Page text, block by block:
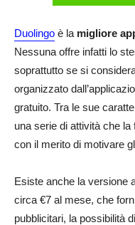
Duolingo è la migliore
Nessuna offre infatti lo
soprattutto se si
organizzato
gratuito. Tra le sue
una serie di attività che la
con il merito di motivare
Esiste anche la versione
circa €7 al mese, che
pubblicitari, la possibilità